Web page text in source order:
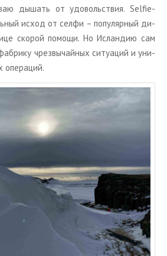
ды­шать от удо­воль­ствия. Selfie-
исход от селфи – по­пу­ляр­ный ди­
ско­рой по­мо­щи. Но Ис­лан­дию сам
чрез­вы­чай­ных си­ту­а­ций и уни­
опе­ра­ций.